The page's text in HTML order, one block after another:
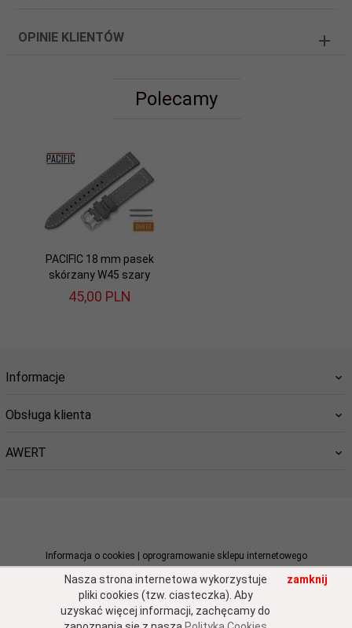
OPINIE KLIENTÓW
Polecamy
PACIFIC 18 mm pasek
skórzany W45 szary
45,00 PLN
Informacje
Obsługa klienta
AWERT
Informacja o cookies | oprogramowanie sklepu internetowego
Nasza strona internetowa wykorzystuje
pliki cookies (tzw. ciasteczka). Aby
uzyskać więcej informacji, zachęcamy do
zamknij